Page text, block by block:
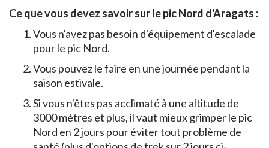
Ce que vous devez savoir sur le pic Nord d'Aragats :
Vous n'avez pas besoin d'équipement d'escalade
pour le pic Nord.
Vous pouvez le faire en une journée pendant la
saison estivale.
Si vous n'êtes pas acclimaté à une altitude de
3000 mètres et plus, il vaut mieux grimper le pic
Nord en 2 jours pour éviter tout problème de